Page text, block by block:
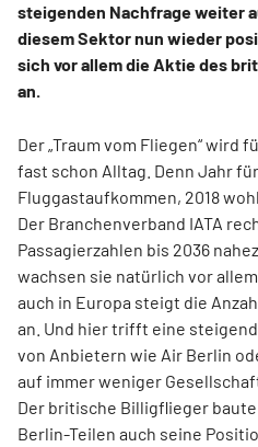
steigenden Nachfrage weiter
diesem Sektor nun wieder
sich vor allem die Aktie des
an.
Der „Traum vom Fliegen“ wird
fast schon Alltag. Denn Jahr
Fluggastaufkommen, 2018
Der Branchenverband IATA
Passagierzahlen bis 2036
wachsen sie natürlich vor
auch in Europa steigt die
an. Und hier trifft eine
von Anbietern wie Air Berlin
auf immer weniger
Der britische Billigflieger
Berlin-Teilen auch seine